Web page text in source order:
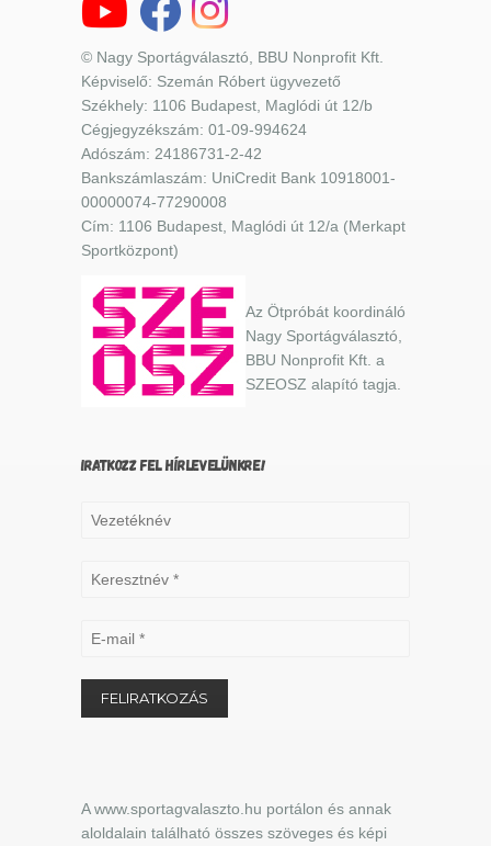
© Nagy Sportágválasztó, BBU Nonprofit Kft.
Képviselő: Szemán Róbert ügyvezető
Székhely: 1106 Budapest, Maglódi út 12/b
Cégjegyzékszám: 01-09-994624
Adószám: 24186731-2-42
Bankszámlaszám: UniCredit Bank 10918001-
00000074-77290008
Cím: 1106 Budapest, Maglódi út 12/a (Merkapt
Sportközpont)
Az Ötpróbát koordináló
Nagy Sportágválasztó,
BBU Nonprofit Kft. a
SZEOSZ alapító tagja.
IRATKOZZ FEL HÍRLEVELÜNKRE!
A www.sportagvalaszto.hu portálon és annak
aloldalain található összes szöveges és képi